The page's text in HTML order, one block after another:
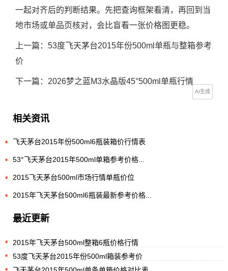
一起对齐后的判断结果。先把查询框架看清，再回到当
地市场或单品页核对，会比盲看一张价格图更稳。
上一篇： 53度飞天茅台2015年份500ml单瓶与整箱参考
价
下一篇： 2026梦之蓝M3水晶版45°500ml单瓶行情
AI生成
相关资讯
飞天茅台2015年份500ml6瓶装箱价行情表
53°飞天茅台2015年500ml单箱参考价格...
2015飞天茅台500ml市场行情单瓶价位
2015年飞天茅台500ml6瓶装最新参考价格...
最近更新
2015年飞天茅台500ml整箱6瓶价格行情
53度飞天茅台2015年份500ml箱装参考价